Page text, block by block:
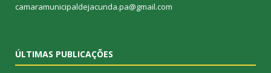
camaramunicipaldejacunda.pa@gmail.com
ÚLTIMAS PUBLICAÇÕES